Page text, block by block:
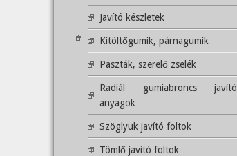
Javító készletek
Kitöltőgumik, párnagumik
Paszták, szerelő zselék
Radiál gumiabroncs javító
anyagok
Szöglyuk javító foltok
Tömlő javító foltok